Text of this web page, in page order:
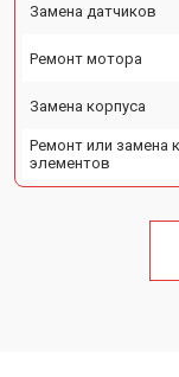
Замена датчиков
Ремонт мотора
Замена корпуса
Ремонт или замена
элементов